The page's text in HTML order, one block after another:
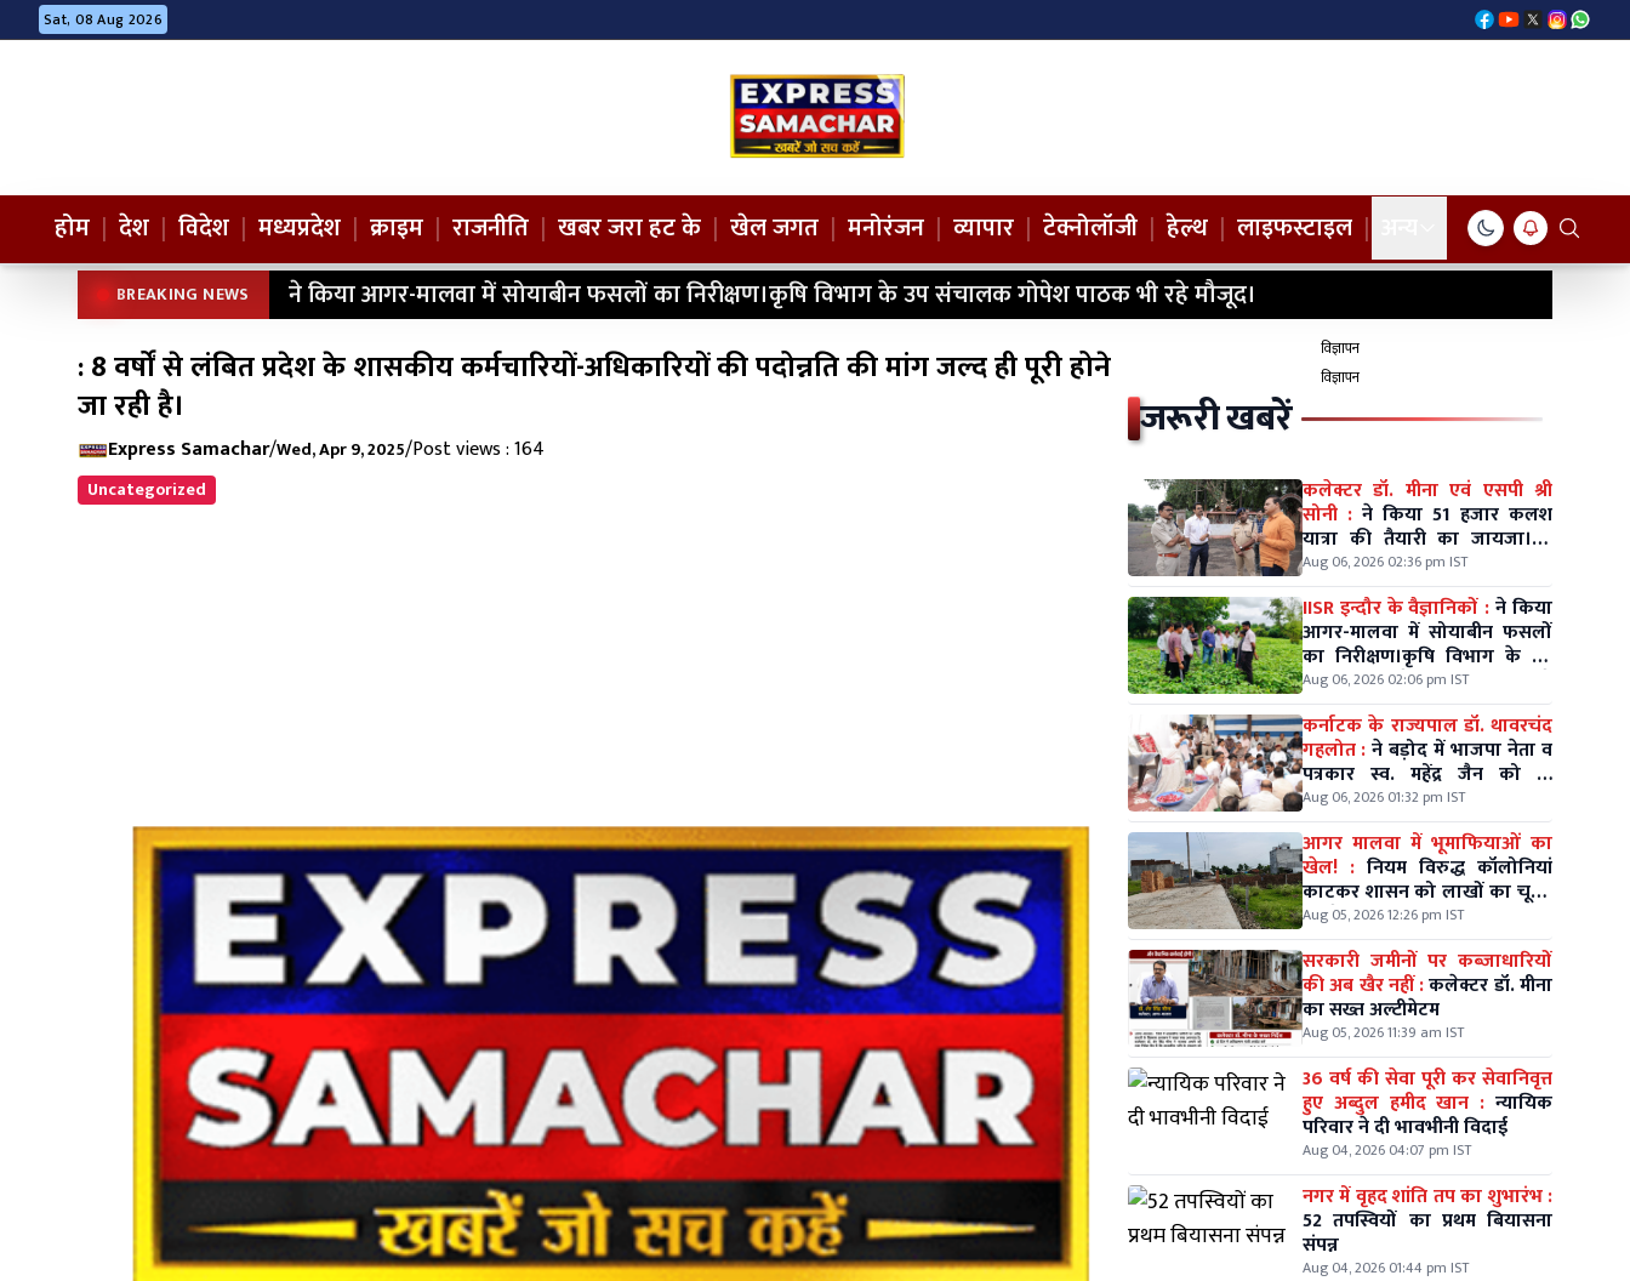
Sat, 08 Aug 2026
होम | देश | विदेश | मध्यप्रदेश | क्राइम | राजनीति | खबर जरा हट के | खेल जगत | मनोरंजन | व्यापार | टेक्नोलॉजी | हेल्थ | लाइफस्टाइल |
BREAKING NEWS ने किया आगर-मालवा में सोयाबीन फसलों का निरीक्षण।कृषि विभाग के उप संचालक गोपेश पाठक भी रहे मौजूद।
: 8 वर्षों से लंबित प्रदेश के शासकीय कर्मचारियों-अधिकारियों की पदोन्नति की मांग जल्द ही पूरी होने
जा रही है।
Express Samachar/Wed, Apr 9, 2025/Post views : 164
Uncategorized
विज्ञापन
विज्ञापन
जरूरी खबरें
कलेक्टर डॉ. मीना एवं एसपी श्री
सोनी : ने किया 51 हजार कलश
यात्रा की तैयारी का जायजा।10
अगस्त को विधायक श्री मधु गहलोत
के नेतृत्व में निकलेगी विशाल कलश
यात्रा।
Aug 06, 2026 02:36 pm IST
IISR इन्दौर के वैज्ञानिकों :ने किया
आगर-मालवा में सोयाबीन फसलों
का निरीक्षण।कृषि विभाग के उप
संचालक गोपेश पाठक भी रहे
मौजूद।
Aug 06, 2026 02:06 pm IST
कर्नाटक के राज्यपाल डॉ. थावरचंद
गहलोत :ने बड़ोद में भाजपा नेता व
पत्रकार स्व. महेंद्र जैन को दी
श्रद्धांजलि।
Aug 06, 2026 01:32 pm IST
आगर मालवा में भूमाफियाओं का
खेल! : नियम विरुद्ध कॉलोनियां
काटकर शासन को लाखों का चूना,
जिम्मेदारों की चुप्पी पर सवाल
Aug 05, 2026 12:26 pm IST
सरकारी जमीनों पर कब्जाधारियों
की अब खैर नहीं :कलेक्टर डॉ. मीना
का सख्त अल्टीमेटम
Aug 05, 2026 11:39 am IST
36 वर्ष की सेवा पूरी कर सेवानिवृत्त
हुए अब्दुल हमीद खान : न्यायिक
परिवार ने दी भावभीनी विदाई
Aug 04, 2026 04:07 pm IST
नगर में वृहद शांति तप का शुभारंभ :
52 तपस्वियों का प्रथम बियासना
संपन्न
Aug 04, 2026 01:44 pm IST